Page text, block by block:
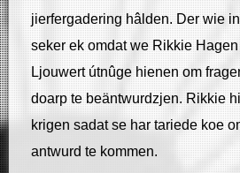
jierfergadering hâlden. Der wie
seker ek omdat we Rikkie
Ljouwert útnûge hienen om
doarp te beäntwurdzjen. Rikkie
krigen sadat se har tariede koe
antwurd te kommen.